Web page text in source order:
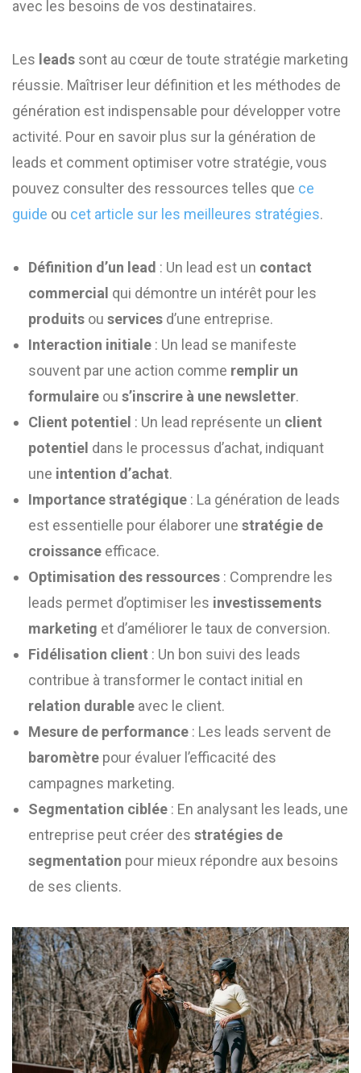
avec les besoins de vos destinataires.
Les leads sont au cœur de toute stratégie marketing
réussie. Maîtriser leur définition et les méthodes de
génération est indispensable pour développer votre
activité. Pour en savoir plus sur la génération de
leads et comment optimiser votre stratégie, vous
pouvez consulter des ressources telles que ce
guide ou cet article sur les meilleures stratégies.
Définition d’un lead : Un lead est un contact
commercial qui démontre un intérêt pour les
produits ou services d’une entreprise.
Interaction initiale : Un lead se manifeste
souvent par une action comme remplir un
formulaire ou s’inscrire à une newsletter.
Client potentiel : Un lead représente un client
potentiel dans le processus d’achat, indiquant
une intention d’achat.
Importance stratégique : La génération de leads
est essentielle pour élaborer une stratégie de
croissance efficace.
Optimisation des ressources : Comprendre les
leads permet d’optimiser les investissements
marketing et d’améliorer le taux de conversion.
Fidélisation client : Un bon suivi des leads
contribue à transformer le contact initial en
relation durable avec le client.
Mesure de performance : Les leads servent de
baromètre pour évaluer l’efficacité des
campagnes marketing.
Segmentation ciblée : En analysant les leads, une
entreprise peut créer des stratégies de
segmentation pour mieux répondre aux besoins
de ses clients.